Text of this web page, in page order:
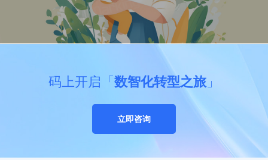
码上开启「 数智化转型之旅」
立即咨询